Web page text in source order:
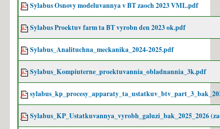
Sylabus Osnovy modeluvannya v BT zaoch 2023 VML.pdf
Sylabus Proektuv farm ta BT vyrobn den 2023 ok.pdf
Sylabus_Analituchna_meckanika_2024-2025.pdf
Sylabus_Kompiuterne_proektuvannia_obladnannia_3k.pdf
Sylabus_KP_Ustatkuvannya_vyrobh_galuzi_bak_2025_2026